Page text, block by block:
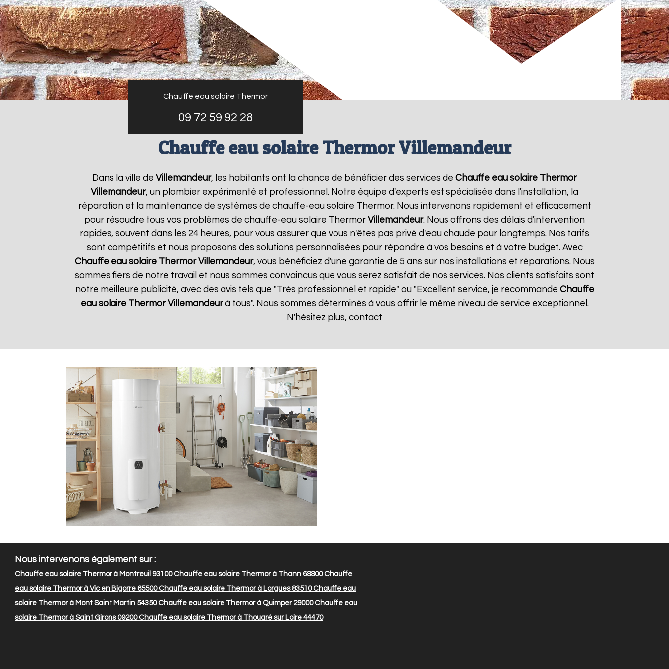
Chauffe eau solaire Thermor
09 72 59 92 28
Chauffe eau solaire Thermor Villemandeur
Dans la ville de Villemandeur, les habitants ont la chance de bénéficier des services de Chauffe eau solaire Thermor
Villemandeur, un plombier expérimenté et professionnel. Notre équipe d'experts est spécialisée dans l'installation, la
réparation et la maintenance de systèmes de chauffe-eau solaire Thermor. Nous intervenons rapidement et efficacement
pour résoudre tous vos problèmes de chauffe-eau solaire Thermor Villemandeur. Nous offrons des délais d'intervention
rapides, souvent dans les 24 heures, pour vous assurer que vous n'êtes pas privé d'eau chaude pour longtemps. Nos tarifs
sont compétitifs et nous proposons des solutions personnalisées pour répondre à vos besoins et à votre budget. Avec
Chauffe eau solaire Thermor Villemandeur, vous bénéficiez d'une garantie de 5 ans sur nos installations et réparations. Nous
sommes fiers de notre travail et nous sommes convaincus que vous serez satisfait de nos services. Nos clients satisfaits sont
notre meilleure publicité, avec des avis tels que "Très professionnel et rapide" ou "Excellent service, je recommande Chauffe
eau solaire Thermor Villemandeurà tous". Nous sommes déterminés à vous offrir le même niveau de service exceptionnel.
N'hésitez plus, contact
Nous intervenons également sur :
Chauffe eau solaire Thermor à Montreuil 93100Chauffe eau solaire Thermor à Thann 68800Chauffe
eau solaire Thermor à Vic en Bigorre 65500Chauffe eau solaire Thermor à Lorgues 83510Chauffe eau
solaire Thermor à Mont Saint Martin 54350Chauffe eau solaire Thermor à Quimper 29000Chauffe eau
solaire Thermor à Saint Girons 09200Chauffe eau solaire Thermor à Thouaré sur Loire 44470